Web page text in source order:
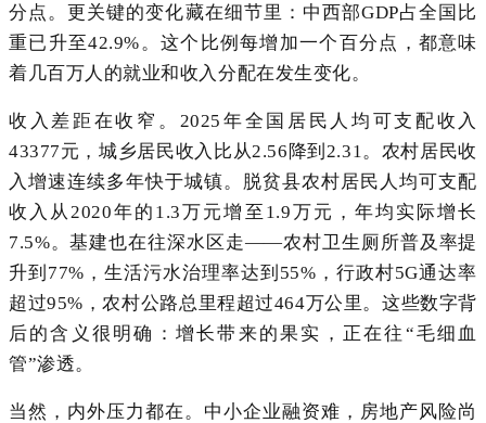
分点。更关键的变化藏在细节里：中西部GDP占全国比
重已升至42.9%。这个比例每增加一个百分点，都意味
着几百万人的就业和收入分配在发生变化。
收入差距在收窄。2025年全国居民人均可支配收入
43377元，城乡居民收入比从2.56降到2.31。农村居民收
入增速连续多年快于城镇。脱贫县农村居民人均可支配
收入从2020年的1.3万元增至1.9万元，年均实际增长
7.5%。基建也在往深水区走——农村卫生厕所普及率提
升到77%，生活污水治理率达到55%，行政村5G通达率
超过95%，农村公路总里程超过464万公里。这些数字背
后的含义很明确：增长带来的果实，正在往“毛细血
管”渗透。
当然，内外压力都在。中小企业融资难，房地产风险尚